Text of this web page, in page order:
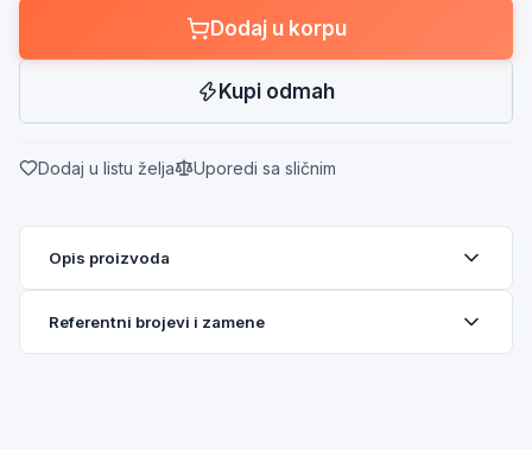
Dodaj u korpu
Kupi odmah
Dodaj u listu želja Uporedi sa sličnim
Opis proizvoda
Referentni brojevi i zamene